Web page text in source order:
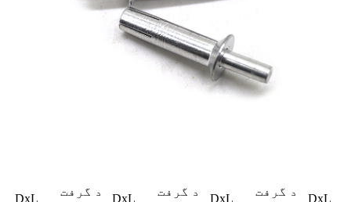
DxL
د گرفت
DxL
د گرفت
DxL
د گرفت
DxL